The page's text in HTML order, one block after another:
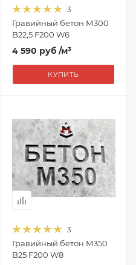
3
Гравийный бетон М300
B22,5 F200 W6
4 590 руб /м³
КУПИТЬ
3
Гравийный бетон М350
B25 F200 W8